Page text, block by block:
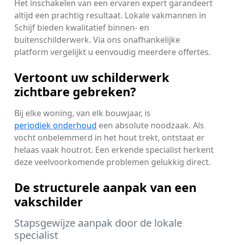
Het inschakelen van een ervaren expert garandeert
altijd een prachtig resultaat. Lokale vakmannen in
Schijf bieden kwalitatief binnen- en
buitenschilderwerk. Via ons onafhankelijke
platform vergelijkt u eenvoudig meerdere offertes.
Vertoont uw schilderwerk
zichtbare gebreken?
Bij elke woning, van elk bouwjaar, is
periodiek onderhoud een absolute noodzaak. Als
vocht onbelemmerd in het hout trekt, ontstaat er
helaas vaak houtrot. Een erkende specialist herkent
deze veelvoorkomende problemen gelukkig direct.
De structurele aanpak van een
vakschilder
Stapsgewijze aanpak door de lokale
specialist